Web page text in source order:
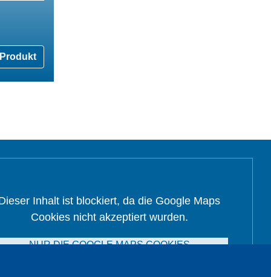
Inhalt ist blockiert, da die Google Maps
Cookies nicht akzeptiert wurden.
NUR DIE GOOGLE MAPS COOKIES